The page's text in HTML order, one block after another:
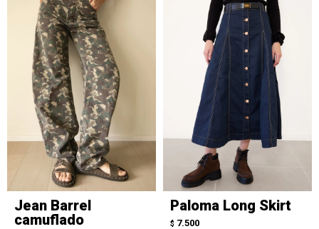
Jean Barrel
camuflado
Paloma Long Skirt
$ 7.500